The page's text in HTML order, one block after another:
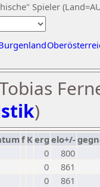
Spieler
)
f Kerg elo+/-
0
800
0
861
0
861